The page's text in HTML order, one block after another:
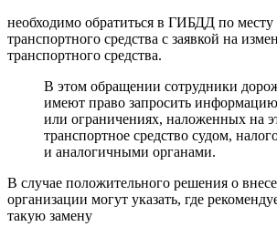
необходимо обратиться в ГИБДД по месту
транспортного средства с заявкой на
транспортного средства.
В этом обращении сотрудники
имеют право запросить информацию
или ограничениях, наложенных на
транспортное средство судом,
и аналогичными органами.
В случае положительного решения о
организации могут указать, где
такую ​​замену